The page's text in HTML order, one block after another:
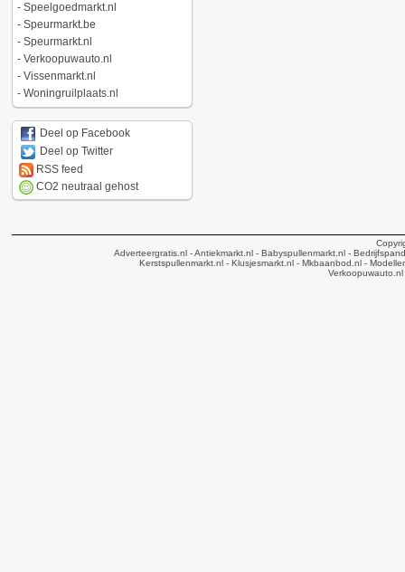
- Speelgoedmarkt.nl
- Speurmarkt.be
- Speurmarkt.nl
- Verkoopuwauto.nl
- Vissenmarkt.nl
- Woningruilplaats.nl
Deel op Facebook
Deel op Twitter
RSS feed
CO2 neutraal gehost
Adverteergratis.nl - Antiekmarkt.nl - Babyspullenmarkt.nl -
Kerstspullenmarkt.nl - Klusjesmarkt.nl - Mkbaanbod.nl -
Verkoopuwauto.nl